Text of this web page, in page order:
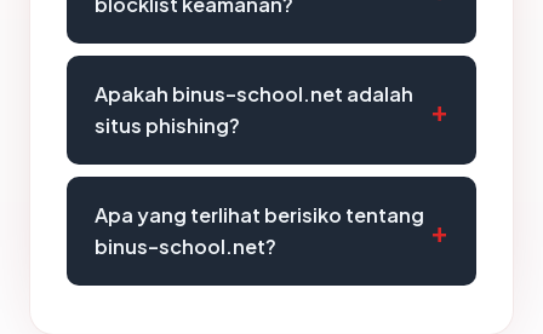
Apakah binus-school.net adalah
situs phishing?
Apa yang terlihat berisiko tentang
binus-school.net?